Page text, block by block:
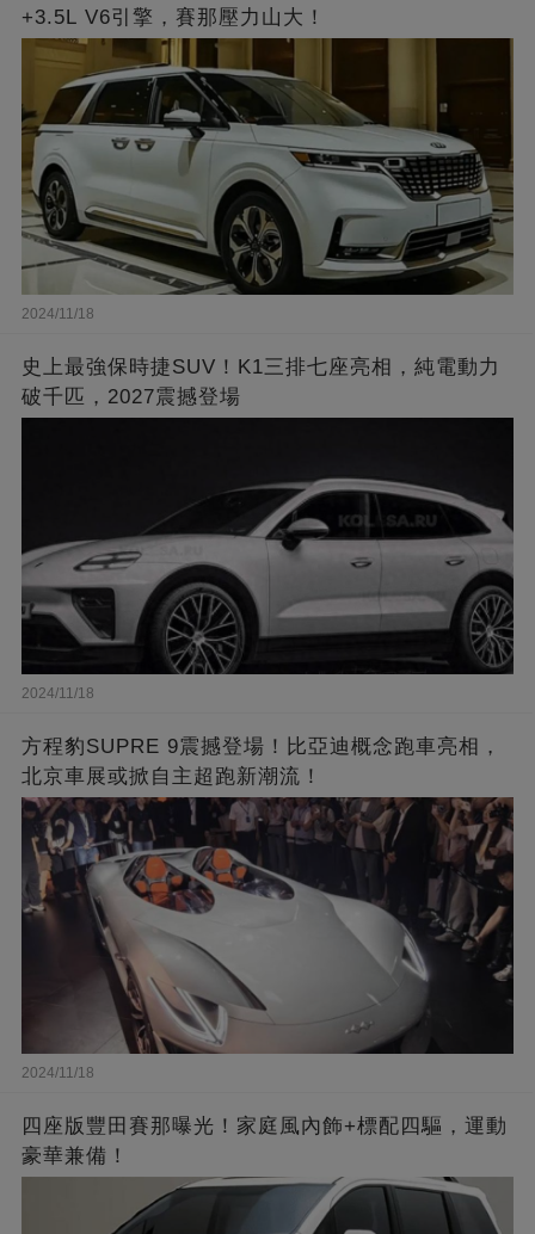
+3.5L V6引擎，賽那壓力山大！
2024/11/18
史上最強保時捷SUV！K1三排七座亮相，純電動力
破千匹，2027震撼登場
2024/11/18
方程豹SUPRE 9震撼登場！比亞迪概念跑車亮相，
北京車展或掀自主超跑新潮流！
2024/11/18
四座版豐田賽那曝光！家庭風內飾+標配四驅，運動
豪華兼備！